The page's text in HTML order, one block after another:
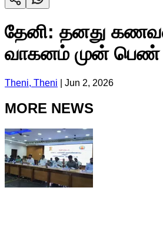
தேனி: தனது கணவன்
வாகனம் முன்
Theni, Theni Jun 2, 2026
MORE NEWS